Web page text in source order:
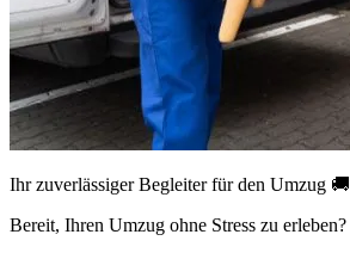
Ihr zuverlässiger Begleiter für den Umzug 🚚
Bereit, Ihren Umzug ohne Stress zu erleben?